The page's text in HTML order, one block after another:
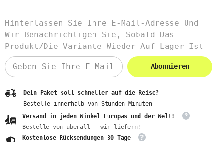
Hinterlassen Sie Ihre E-Mail-Adresse Und
Wir Benachrichtigen Sie, Sobald Das
Produkt/die Variante Wieder Auf Lager Ist
Abonnieren
Dein Paket soll schneller auf die Reise?
Bestelle innerhalb von Stunden Minuten
Versand in jeden Winkel Europas und der Welt!
Bestelle von überall - wir liefern!
Kostenlose Rücksendungen 30 Tage